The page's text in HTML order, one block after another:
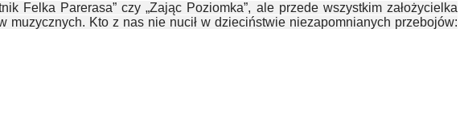
Felka Parerasa” czy „Zając Poziomka”, ale przede wszystkim założycielka
Kto z nas nie nucił w dzieciństwie niezapomnianych przebojów: